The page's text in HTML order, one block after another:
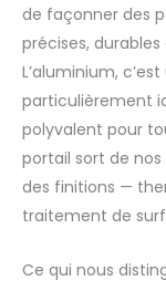
de façonner des
précises,
L’aluminium,
particulièrement
polyvalent pour
portail sort de
des finitions —
traitement de
Ce qui nous